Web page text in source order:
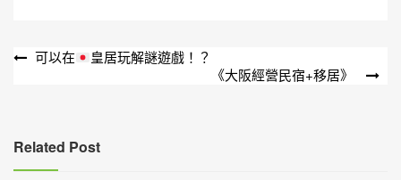
文
覽
可以在
皇居玩解謎遊戲！？
《大阪經營民宿+移居》
Related Post